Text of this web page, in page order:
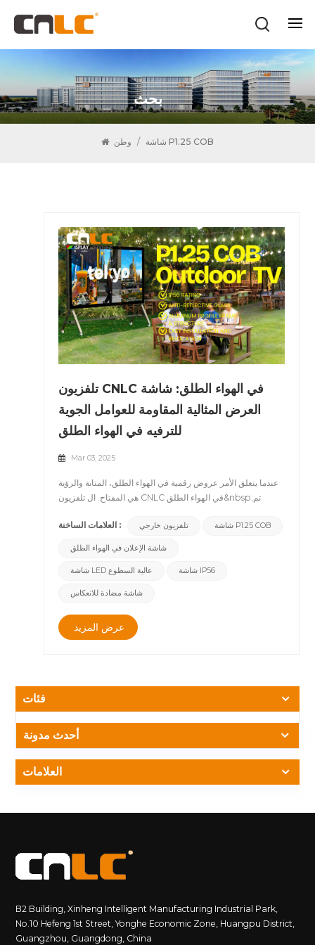
بحث
وطن / شاشة P1.25 COB
تلفزيون CNLC في الهواء الطلق: شاشة
العرض المثالية المقاومة للعوامل الجوية
للترفيه في الهواء الطلق
Mar 03, 2025
عندما يتعلق الأمر عروض رقمية في الهواء الطلق، المتانة والرؤية
هي المفتاح. ال تلفزيون CNLC في الهواء الطلق&nbsp;تم
استثنائي. سواء ل الترفيه السكني أو الإعلان التجاري أو عروض
الشركات، هذه الشاشة عالية الأداء تضمن تجربة مشاهدة سلسة
Outdoor TV؟&nbsp;1. تم تصميمه للمتانة في الهواء الطلقمن
المطر والغبار ودرجات الحرارة القصوى ، مما يجعله مثاليًا
للاستخدام في الهواء الطلق على مدار السنة.2. صور مرئية واضحة
مع تقنية P1.25يضم هذه الشاشة P1.25 COB (Chip-on-Board)
زجاجنا المضاد للانعكاس يقلل من الانعكاسات ، مما يوفر رؤية
خفيفة الوزن ولكنها متينة ، مما يضمن طول العمر ونقله السهل.5.
سهولة التثبيت والتنقلتم تصميمه مع بنية قائمة بذاتها ، ويسمح
مما يجعله حلاً متعدد الاستخدامات لمختلف التطبيقات
الهواء الطلق واللافتات الرقمية.&nbsp;قم بترقية تجربة
المشاهدة في الهواء الطلق اليوم!للاستفسارات والأوامر ، قم
بزيارة www.cnlcdisplay.com أو اتصل بنا على
العلامات الساخنة : تلفزيون خارجي شاشة P1.25 COB
شاشة الإعلان في الهواء الطلق
شاشة LED عالية السطوع شاشة IP56
شاشة مضادة للانعكاس
عرض المزيد
فئات
أحدث مدونة
العلامات
B2 Building, Xinheng Intelligent Manufacturing Industrial Park,
No.10 Hefeng 1st Street, Yonghe Economic Zone, Huangpu District,
Guangzhou, Guangdong, China